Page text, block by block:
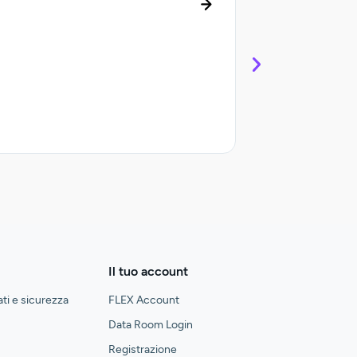
e sicurezza
Il tuo account
FLEX Account
Data Room Login
Registrazione